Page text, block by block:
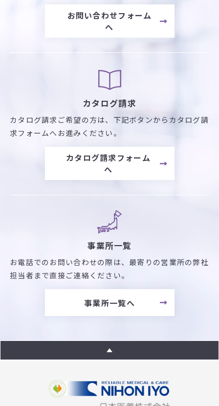
お問い合わせフォーム
へ
カタログ請求
カタログ請求ご希望の方は、 下記ボタンからカタログ請
求フォームへお進みください。
カタログ請求フォーム
へ
事業所一覧
お電話でのお問い合わせの際は、最寄りの営業所の弊社
担当者まで直接ご連絡ください。
事業所一覧へ